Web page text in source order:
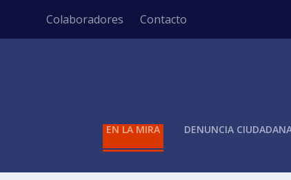
Colaboradores Contacto
EN LA MIRA DENUNCIA